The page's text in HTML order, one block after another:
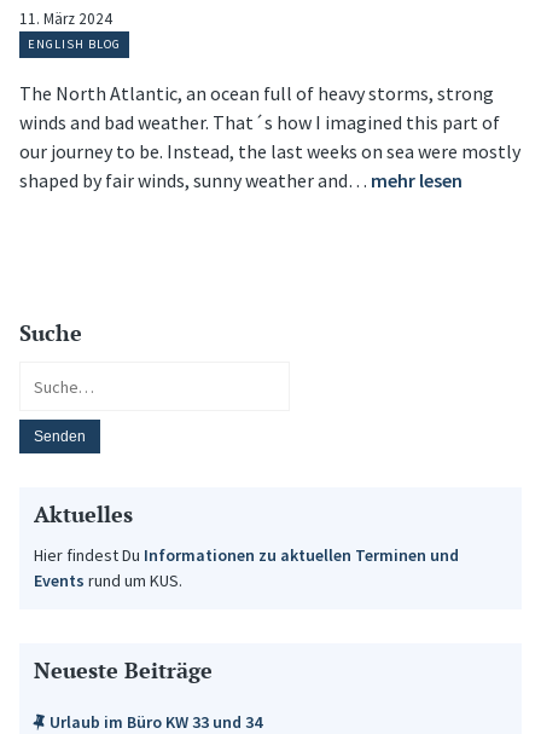
11. März 2024
ENGLISH BLOG
The North Atlantic, an ocean full of heavy storms, strong
winds and bad weather. That´s how I imagined this part of
our journey to be. Instead, the last weeks on sea were mostly
shaped by fair winds, sunny weather and… mehr lesen
Suche
Aktuelles
Hier findest Du Informationen zu aktuellen Terminen und
Events rund um KUS.
Neueste Beiträge
Urlaub im Büro KW 33 und 34